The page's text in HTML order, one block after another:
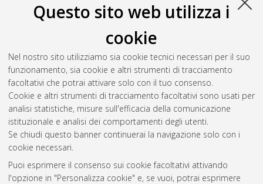
Questo sito web utilizza i
cookie
Nel nostro sito utilizziamo sia cookie tecnici necessari per il suo
funzionamento, sia cookie e altri strumenti di tracciamento
facoltativi che potrai attivare solo con il tuo consenso.
Cookie e altri strumenti di tracciamento facoltativi sono usati per
analisi statistiche, misure sull'efficacia della comunicazione
istituzionale e analisi dei comportamenti degli utenti.
Se chiudi questo banner continuerai la navigazione solo con i
cookie necessari.
Puoi esprimere il consenso sui cookie facoltativi attivando
l'opzione in "Personalizza cookie" e, se vuoi, potrai esprimere
Wiredu, Darlington Kwabena(2021)
Three Essays on
Democratic Theory and Practice, [Dissertation thesis], Alma
Mater Studiorum Università di Bologna. Dottorato di ricerca in
Scienze politiche e sociali , 33 Ciclo. DOI
10.48676/unibo/amsdottorato/9897.
Questa lista e' stata generata ilSun Aug 9 20:37:02 2026
Atom
Rss 1.0